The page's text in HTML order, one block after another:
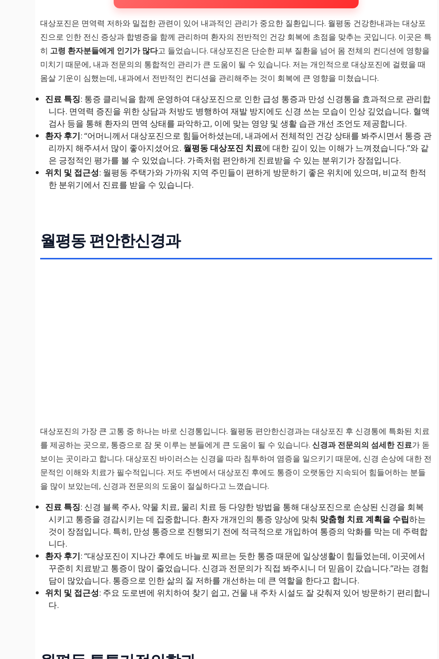
대상포진은 면역력 저하와 밀접한 관련이 있어 내과적인 관리가 중요한 질환입니다. 월평동 건강한내과는 대상포
진으로 인한 전신 증상과 합병증을 함께 관리하며 환자의 전반적인 건강 회복에 초점을 맞추는 곳입니다. 이곳은 특
히 고령 환자분들에게 인기가 많다고 들었습니다. 대상포진은 단순한 피부 질환을 넘어 몸 전체의 컨디션에 영향을
미치기 때문에, 내과 전문의의 통합적인 관리가 큰 도움이 될 수 있습니다. 저는 개인적으로 대상포진에 걸렸을 때
몸살 기운이 심했는데, 내과에서 전반적인 컨디션을 관리해주는 것이 회복에 큰 영향을 미쳤습니다.
진료 특징: 통증 클리닉을 함께 운영하여 대상포진으로 인한 급성 통증과 만성 신경통을 효과적으로 관리합
니다. 면역력 증진을 위한 상담과 처방도 병행하여 재발 방지에도 신경 쓰는 모습이 인상 깊었습니다. 혈액
검사 등을 통해 환자의 면역 상태를 파악하고, 이에 맞는 영양 및 생활 습관 개선 조언도 제공합니다.
환자 후기: “어머니께서 대상포진으로 힘들어하셨는데, 내과에서 전체적인 건강 상태를 봐주시면서 통증 관
리까지 해주셔서 많이 좋아지셨어요. 월평동 대상포진 치료에 대한 깊이 있는 이해가 느껴졌습니다.”와 같
은 긍정적인 평가를 볼 수 있었습니다. 가족처럼 편안하게 진료받을 수 있는 분위기가 장점입니다.
위치 및 접근성: 월평동 주택가와 가까워 지역 주민들이 편하게 방문하기 좋은 위치에 있으며, 비교적 한적
한 분위기에서 진료를 받을 수 있습니다.
월평동 편안한신경과
대상포진의 가장 큰 고통 중 하나는 바로 신경통입니다. 월평동 편안한신경과는 대상포진 후 신경통에 특화된 치료
를 제공하는 곳으로, 통증으로 잠 못 이루는 분들에게 큰 도움이 될 수 있습니다. 신경과 전문의의 섬세한 진료가 돋
보이는 곳이라고 합니다. 대상포진 바이러스는 신경을 따라 침투하여 염증을 일으키기 때문에, 신경 손상에 대한 전
문적인 이해와 치료가 필수적입니다. 저도 주변에서 대상포진 후에도 통증이 오랫동안 지속되어 힘들어하는 분들
을 많이 보았는데, 신경과 전문의의 도움이 절실하다고 느꼈습니다.
진료 특징: 신경 블록 주사, 약물 치료, 물리 치료 등 다양한 방법을 통해 대상포진으로 손상된 신경을 회복
시키고 통증을 경감시키는 데 집중합니다. 환자 개개인의 통증 양상에 맞춰 맞춤형 치료 계획을 수립하는
것이 장점입니다. 특히, 만성 통증으로 진행되기 전에 적극적으로 개입하여 통증의 악화를 막는 데 주력합
니다.
환자 후기: “대상포진이 지나간 후에도 바늘로 찌르는 듯한 통증 때문에 일상생활이 힘들었는데, 이곳에서
꾸준히 치료받고 통증이 많이 줄었습니다. 신경과 전문의가 직접 봐주시니 더 믿음이 갔습니다.”라는 경험
담이 많았습니다. 통증으로 인한 삶의 질 저하를 개선하는 데 큰 역할을 한다고 합니다.
위치 및 접근성: 주요 도로변에 위치하여 찾기 쉽고, 건물 내 주차 시설도 잘 갖춰져 있어 방문하기 편리합니
다.